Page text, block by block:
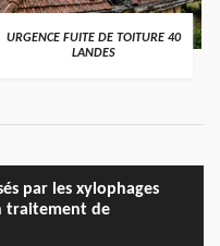
URGENCE FUITE DE TOITURE 40
LANDES
par les xylophages
traitement de